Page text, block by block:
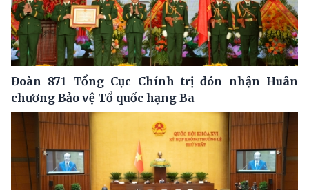
Đoàn 871 Tổng Cục Chính trị đón nhận Huân
chương Bảo vệ Tổ quốc hạng Ba